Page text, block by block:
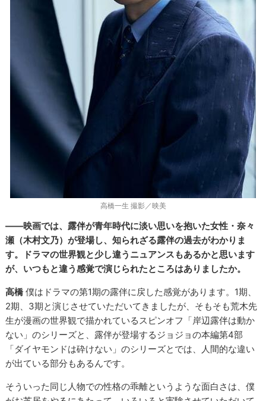
高橋一生 撮影／映美
――映画では、露伴が青年時代に淡い思いを抱いた女性・奈々
瀬（木村文乃）が登場し、知られざる露伴の過去がわかりま
す。ドラマの世界観と少し違うニュアンスもあるかと思います
が、いつもと違う感覚で演じられたところはありましたか。
高橋 僕はドラマの第1期の露伴に戻した感覚があります。1期、
2期、3期と演じさせていただいてきましたが、そもそも荒木先
生が漫画の世界観で描かれているスピンオフ「岸辺露伴は動か
ない」のシリーズと、露伴が登場するジョジョの本編第4部
「ダイヤモンドは砕けない」のシリーズとでは、人間的な違い
が出ている部分もあるんです。
そういった同じ人物での性格の乖離というような面白さは、僕